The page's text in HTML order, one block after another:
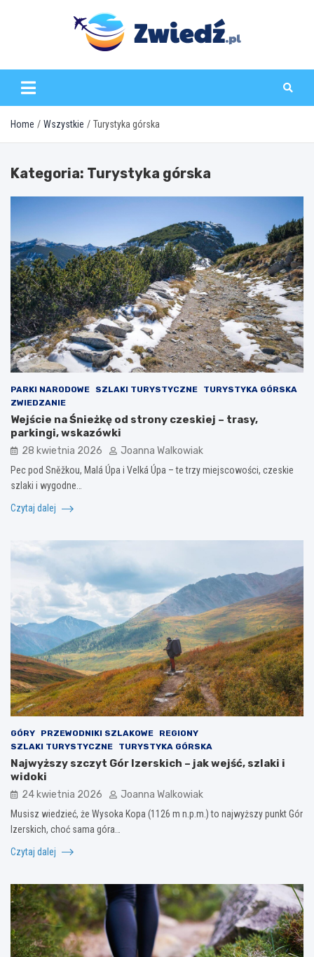
zwiedz.pl
Home Wszystkie Turystyka górska
Kategoria: Turystyka górska
PARKI NARODOWE SZLAKI TURYSTYCZNE
TURYSTYKA GÓRSKA
ZWIEDZANIE
Wejście na Śnieżkę od strony czeskiej – trasy,
parkingi, wskazówki
28 kwietnia 2026 Joanna Walkowiak
Pec pod Sněžkou, Malá Úpa i Velká Úpa – te trzy miejscowości, czeskie
szlaki i wygodne…
Czytaj dalej
GÓRY PRZEWODNIKI SZLAKOWE
REGIONY
SZLAKI TURYSTYCZNE
TURYSTYKA GÓRSKA
Najwyższy szczyt Gór Izerskich – jak wejść, szlaki i
widoki
24 kwietnia 2026 Joanna Walkowiak
Musisz wiedzieć, że Wysoka Kopa (1126 m n.p.m.) to najwyższy punkt Gór
Izerskich, choć sama góra…
Czytaj dalej